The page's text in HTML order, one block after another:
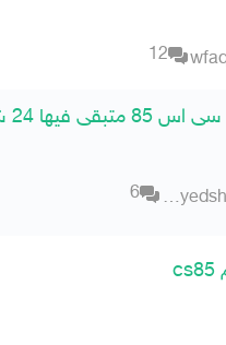
12
فيها 24 شهر
sayedshadi
6